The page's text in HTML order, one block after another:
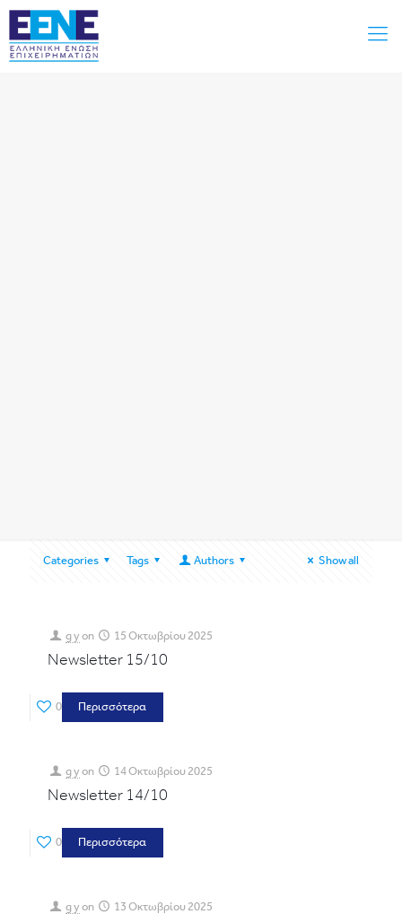
Categories Tags Authors Show all
g y on 15 Οκτωβρίου 2025
Newsletter 15/10
0 Περισσότερα
g y on 14 Οκτωβρίου 2025
Newsletter 14/10
0 Περισσότερα
g y on 13 Οκτωβρίου 2025